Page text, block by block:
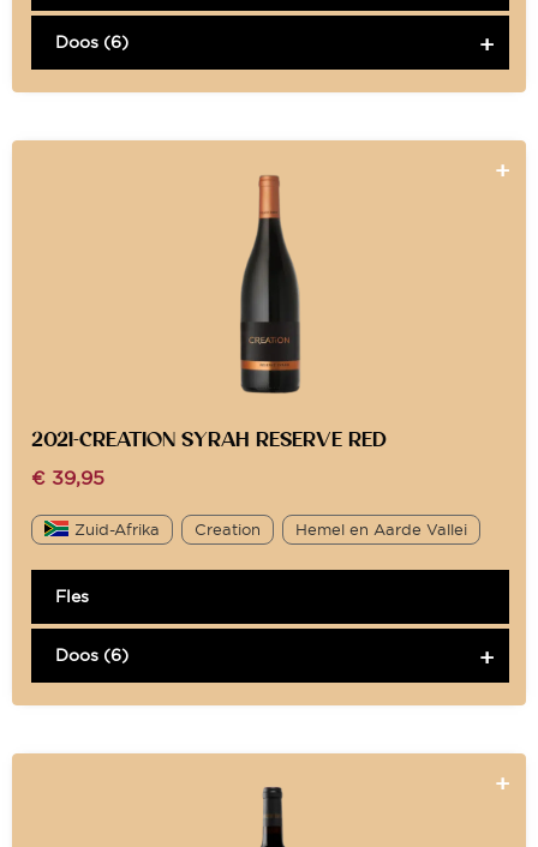
Doos (6)
2021-CREATION SYRAH RESERVE RED
€ 39,95
Zuid-Afrika Creation Hemel en Aarde Vallei
Fles
Doos (6)